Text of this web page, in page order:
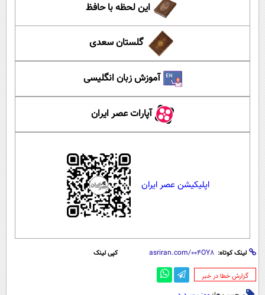
این لحظه با حافظ
گلستان سعدی
آموزش زبان انگلیسی
آپارات عصر ایران
اپلیکیشن عصر ایران
لینک کوتاه: کپی لینک
‌گزارش خطا در خبر